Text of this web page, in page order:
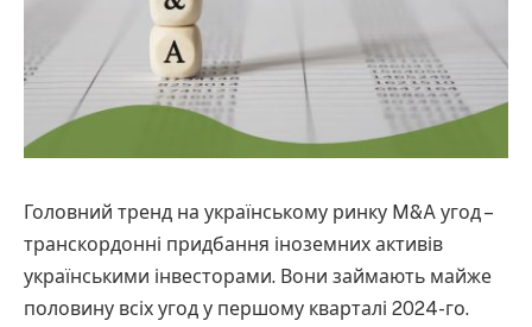
Головний тренд на українському ринку M&A угод –
транскордонні придбання іноземних активів
українськими інвесторами. Вони займають майже
половину всіх угод у першому кварталі 2024-го.